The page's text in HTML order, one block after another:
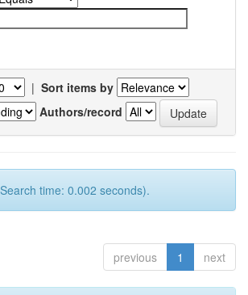
| Sort items by
Authors/record
time: 0.002 seconds).
previous 1 next